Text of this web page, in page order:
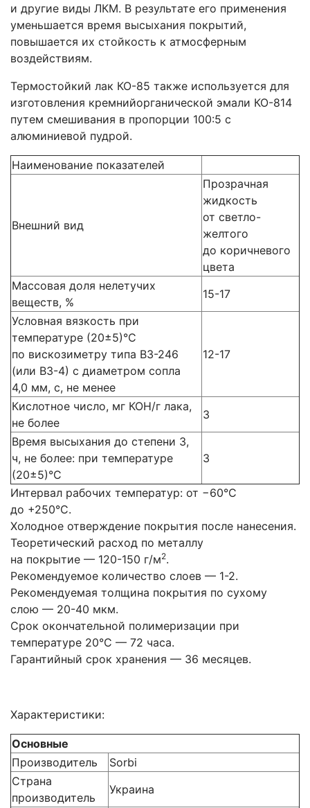
и другие виды ЛКМ. В результате его применения
уменьшается время высыхания покрытий,
повышается их стойкость к атмосферным
воздействиям.
Термостойкий лак КО-85 также используется для
изготовления кремнийорганической эмали КО-814
путем смешивания в пропорции 100:5 с
алюминиевой пудрой.
Наименование показателей
Внешний вид
Прозрачная
жидкость
от светло-
желтого
до коричневого
цвета
Массовая доля нелетучих
веществ, %
15-17
Условная вязкость при
температуре (20±5)°С
по вискозиметру типа В3-246
(или В3-4) с диаметром сопла
4,0 мм, с, не менее
12-17
Кислотное число, мг КОН/г лака,
не более
3
Время высыхания до степени 3,
ч, не более: при температуре
(20±5)°С
3
Интервал рабочих температур: от −60°С
до +250°С.
Холодное отверждение покрытия после нанесения.
Теоретический расход по металлу
на покрытие — 120-150 г/м2.
Рекомендуемое количество слоев — 1-2.
Рекомендуемая толщина покрытия по сухому
слою — 20-40 мкм.
Срок окончательной полимеризации при
температуре 20°С — 72 часа.
Гарантийный срок хранения — 36 месяцев.
Характеристики:
Основные
Производитель
Sorbi
Страна
производитель
Украина